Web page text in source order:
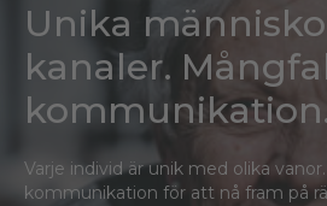
Unika
kanaler.
Varje individ är unik med olika
kommunikation för att nå fram på